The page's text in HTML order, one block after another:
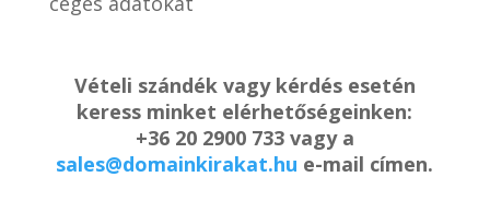
Vételi szándék vagy kérdés esetén
keress minket elérhetőségeinken:
+36 20 2900 733 vagy a
sales@domainkirakat.hu e-mail címen.